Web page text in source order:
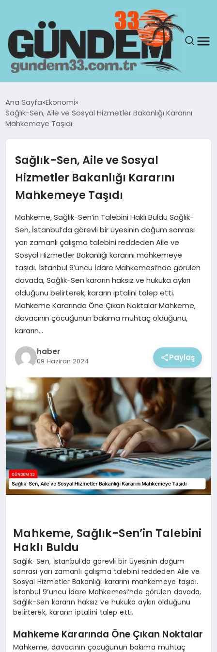
GÜNDEM
SAĞLIK
TEKNOLOJI
EKONOMI
MAGAZIN
Ana Sayfa Ekonomi
Sağlık-Sen, Aile ve Sosyal Hizmetler Bakanlığı Kararını
Mahkemeye Taşıdı
Sağlık-Sen, Aile ve Sosyal
Hizmetler Bakanlığı Kararını
Mahkemeye Taşıdı
Mahkeme, Sağlık-Sen’in Talebini Haklı Buldu Sağlık-
Sen, İstanbul’da görevli bir üyesinin doğum sonrası
yarı zamanlı çalışma talebini reddeden Aile ve
Sosyal Hizmetler Bakanlığı kararını mahkemeye
taşıdı. İstanbul 9’uncu İdare Mahkemesi’nde görülen
davada, Sağlık-Sen kararın haksız ve hukuka aykırı
olduğunu belirterek, kararın iptalini talep etti.
Mahkeme Kararında Öne Çıkan Noktalar Mahkeme,
davacının çocuğunun bakıma muhtaç olduğunu,
kararın…
haber
09 Haziran 2024 Paylaş
Mahkeme, Sağlık-Sen’in Talebini
Haklı Buldu
Sağlık-Sen, İstanbul’da görevli bir üyesinin doğum
sonrası yarı zamanlı çalışma talebini reddeden Aile ve
Sosyal Hizmetler Bakanlığı kararını mahkemeye taşıdı.
İstanbul 9’uncu İdare Mahkemesi’nde görülen davada,
Sağlık-Sen kararın haksız ve hukuka aykırı olduğunu
belirterek, kararın iptalini talep etti.
Mahkeme Kararında Öne Çıkan Noktalar
Mahkeme, davacının çocuğunun bakıma muhtaç